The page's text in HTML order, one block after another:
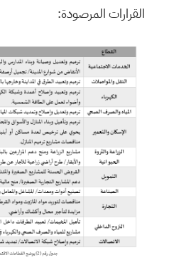
القرارات المرصودة: